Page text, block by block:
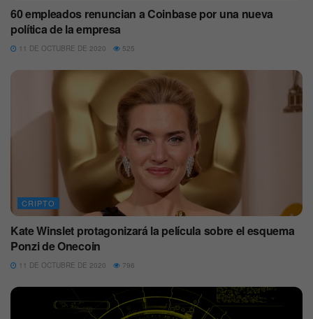
60 empleados renuncian a Coinbase por una nueva
política de la empresa
11 DE OCTUBRE DE 2020 525
CRIPTO
Kate Winslet protagonizará la película sobre el esquema
Ponzi de Onecoin
11 DE OCTUBRE DE 2020 796